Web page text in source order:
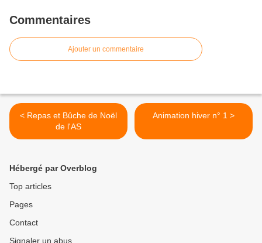
Commentaires
Ajouter un commentaire
< Repas et Bûche de Noël
de l'AS
Animation hiver n° 1 >
Hébergé par Overblog
Top articles
Pages
Contact
Signaler un abus